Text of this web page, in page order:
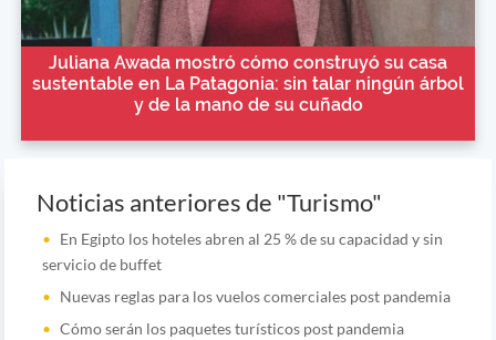
Juliana Awada mostró cómo construyó su casa
sustentable en La Patagonia: sin talar ningún árbol
y de la mano de su cuñado
Noticias anteriores de "Turismo"
En Egipto los hoteles abren al 25 % de su capacidad y sin
servicio de buffet
Nuevas reglas para los vuelos comerciales post pandemia
Cómo serán los paquetes turísticos post pandemia